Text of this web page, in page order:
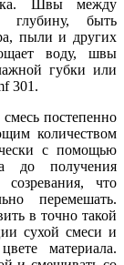
Швы между
глубину, быть
пыли и других
воду, швы
губки или
301.
постепенно
количеством
с помощью
до получения
что
перемешать.
в точно такой
сухой смеси и
материала.